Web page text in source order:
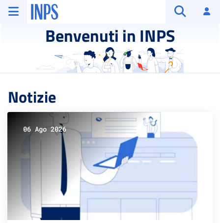
Vai al menu principale
Vai al contenuto principale
Vai al pie' di pagina
INPS ()
Benvenuti in INPS
Notizie
06 Ago 2026